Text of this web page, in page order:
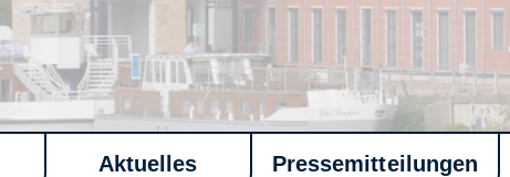
Aktuelles Pressemitteilungen